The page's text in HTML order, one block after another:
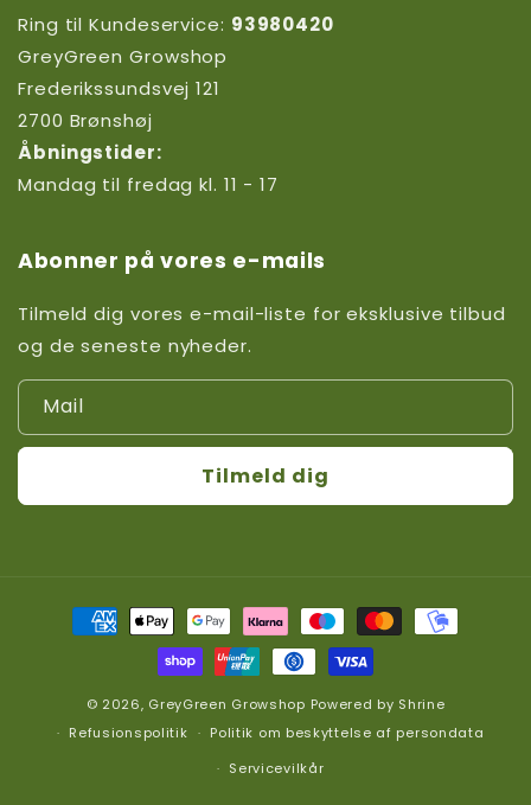
Ring til Kundeservice: 93980420
GreyGreen Growshop
Frederikssundsvej 121
2700 Brønshøj
Åbningstider:
Mandag til fredag kl. 11 - 17
Abonner på vores e-mails
Tilmeld dig vores e-mail-liste for eksklusive tilbud
og de seneste nyheder.
Mail
Tilmeld dig
Betalingsmetoder
© 2026, GreyGreen Growshop Powered by Shrine
Refusionspolitik
Politik om beskyttelse af persondata
Servicevilkår